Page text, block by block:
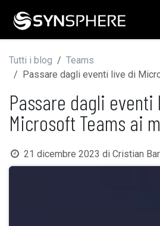
Tutti i blog
Teams
Passare dagli eventi live di
Passare dagli eventi
Microsoft Teams ai
21 dicembre 2023 di Cristian